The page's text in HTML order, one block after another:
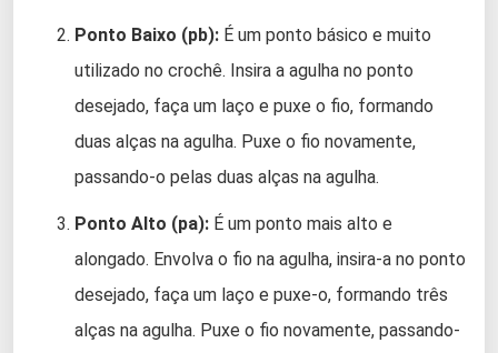
Ponto Baixo (pb): É um ponto básico e muito
utilizado no crochê. Insira a agulha no ponto
desejado, faça um laço e puxe o fio, formando
duas alças na agulha. Puxe o fio novamente,
passando-o pelas duas alças na agulha.
Ponto Alto (pa): É um ponto mais alto e
alongado. Envolva o fio na agulha, insira-a no ponto
desejado, faça um laço e puxe-o, formando três
alças na agulha. Puxe o fio novamente, passando-